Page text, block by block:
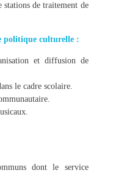
de traitement de
politique culturelle :
et diffusion de
le cadre scolaire.
dont le service